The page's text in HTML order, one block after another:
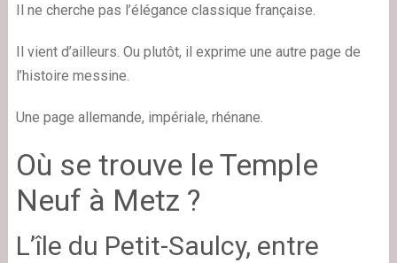
Il ne cherche pas l’élégance classique française.
Il vient d’ailleurs. Ou plutôt, il exprime une autre page de
l’histoire messine.
Une page allemande, impériale, rhénane.
Où se trouve le Temple
Neuf à Metz ?
L’île du Petit-Saulcy, entre